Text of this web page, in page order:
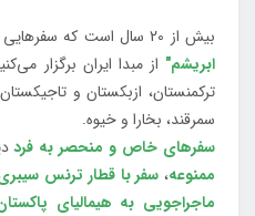
بیش از 20 سال است که سفرهایی با عنوان
ابریشم" از مبدا ایران برگزار
ترکمنستان، ازبکستان و
سمرقند، بخارا و خیوه.
سفرهای خاص و منحصر به فرد
ممنوعه، سفر با قطار ترنس
ماجراجویی به هیمالیای